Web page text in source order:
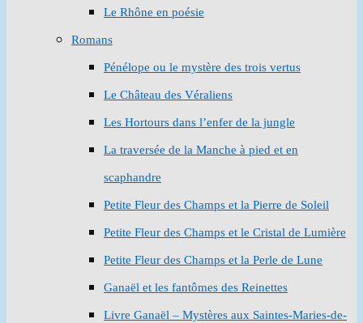
Le Rhône en poésie
Romans
Pénélope ou le mystère des trois vertus
Le Château des Véraliens
Les Hortours dans l’enfer de la jungle
La traversée de la Manche à pied et en
scaphandre
Petite Fleur des Champs et la Pierre de Soleil
Petite Fleur des Champs et le Cristal de Lumière
Petite Fleur des Champs et la Perle de Lune
Ganaël et les fantômes des Reinettes
Livre Ganaël – Mystères aux Saintes-Maries-de-